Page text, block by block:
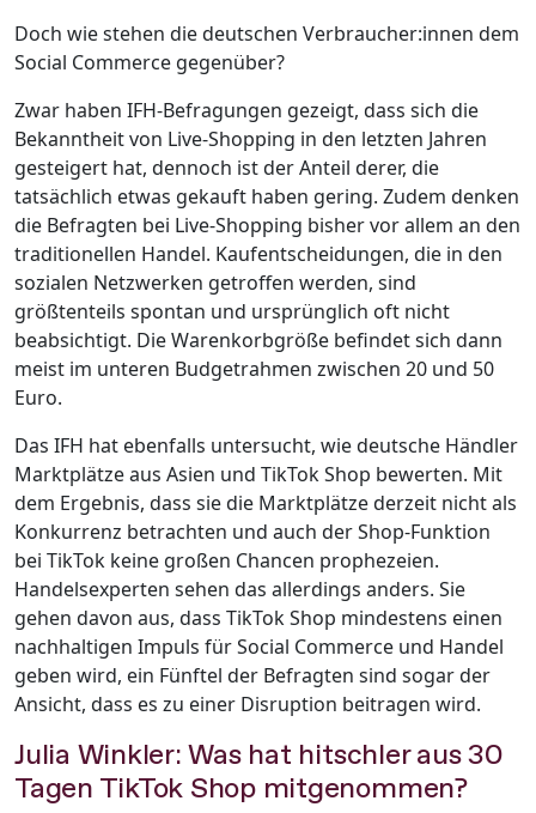
Doch wie stehen die deutschen Verbraucher:innen dem
Social Commerce gegenüber?
Zwar haben IFH-Befragungen gezeigt, dass sich die
Bekanntheit von Live-Shopping in den letzten Jahren
gesteigert hat, dennoch ist der Anteil derer, die
tatsächlich etwas gekauft haben gering. Zudem denken
die Befragten bei Live-Shopping bisher vor allem an den
traditionellen Handel. Kaufentscheidungen, die in den
sozialen Netzwerken getroffen werden, sind
größtenteils spontan und ursprünglich oft nicht
beabsichtigt. Die Warenkorbgröße befindet sich dann
meist im unteren Budgetrahmen zwischen 20 und 50
Euro.
Das IFH hat ebenfalls untersucht, wie deutsche Händler
Marktplätze aus Asien und TikTok Shop bewerten. Mit
dem Ergebnis, dass sie die Marktplätze derzeit nicht als
Konkurrenz betrachten und auch der Shop-Funktion
bei TikTok keine großen Chancen prophezeien.
Handelsexperten sehen das allerdings anders. Sie
gehen davon aus, dass TikTok Shop mindestens einen
nachhaltigen Impuls für Social Commerce und Handel
geben wird, ein Fünftel der Befragten sind sogar der
Ansicht, dass es zu einer Disruption beitragen wird.
Julia Winkler: Was hat hitschler aus 30
Tagen TikTok Shop mitgenommen?